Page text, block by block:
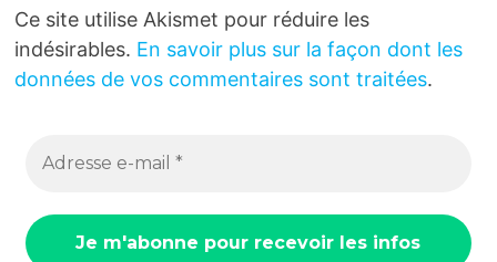
Ce site utilise Akismet pour réduire les
indésirables. En savoir plus sur la façon dont les
données de vos commentaires sont traitées.